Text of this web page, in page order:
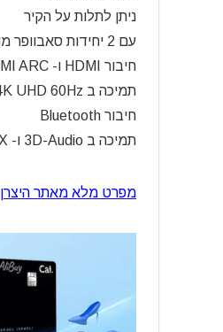
ניתן לתלות על הקיר
עם 2 יחידות סאבוופר מובנים ו-2 טוויטרים
חיבור HDMI ו- HDMI ARC
תמיכה ב 4K UHD 60Hz
חיבור Bluetooth
תמיכה ב 3D-Audio ו- DTS Virtual X
מפרט מלא מאתר היצרן